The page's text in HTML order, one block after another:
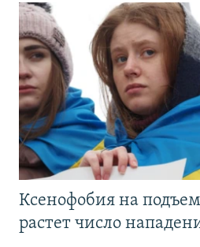
Ксенофобия на
растет число